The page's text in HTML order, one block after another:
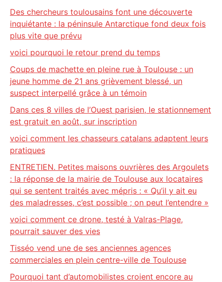
Des chercheurs toulousains font une découverte
inquiétante : la péninsule Antarctique fond deux fois
plus vite que prévu
voici pourquoi le retour prend du temps
Coups de machette en pleine rue à Toulouse : un
jeune homme de 21 ans grièvement blessé, un
suspect interpellé grâce à un témoin
Dans ces 8 villes de l’Ouest parisien, le stationnement
est gratuit en août, sur inscription
voici comment les chasseurs catalans adaptent leurs
pratiques
ENTRETIEN. Petites maisons ouvrières des Argoulets
: la réponse de la mairie de Toulouse aux locataires
qui se sentent traités avec mépris : « Qu’il y ait eu
des maladresses, c’est possible ; on peut l’entendre »
voici comment ce drone, testé à Valras-Plage,
pourrait sauver des vies
Tisséo vend une de ses anciennes agences
commerciales en plein centre-ville de Toulouse
Pourquoi tant d’automobilistes croient encore au